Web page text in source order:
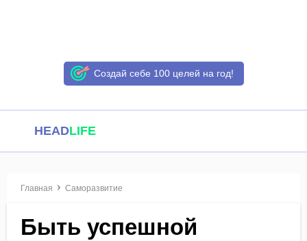
Создай себе 100 целей на год!
HEADLIFE
Главная Саморазвитие
Быть успешной